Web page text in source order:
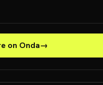
on Onda→